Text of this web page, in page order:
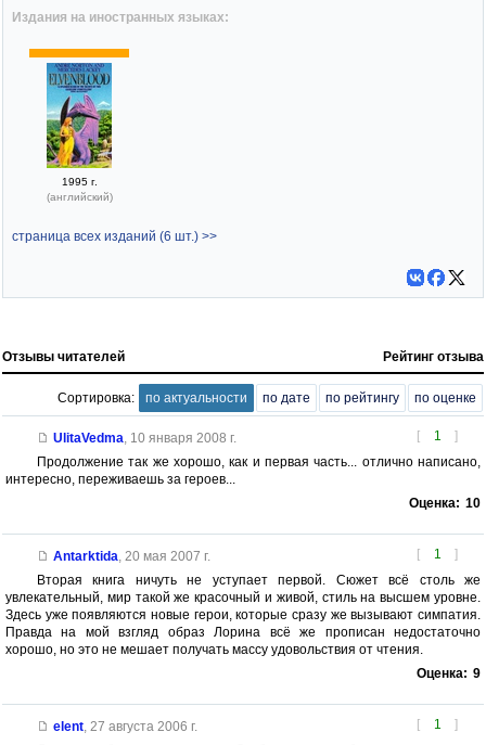
Издания на иностранных языках:
1995 г.
(английский)
страница всех изданий (6 шт.) >>
Отзывы читателей Рейтинг отзыва
Сортировка: по актуальности по дате по рейтингу по оценке
[ 1 ]
UlitaVedma, 10 января 2008 г.
Продолжение так же хорошо, как и первая часть... отлично написано,
интересно, переживаешь за героев...
Оценка: 10
[ 1 ]
Antarktida, 20 мая 2007 г.
Вторая книга ничуть не уступает первой. Сюжет всё столь же
увлекательный, мир такой же красочный и живой, стиль на высшем уровне.
Здесь уже появляются новые герои, которые сразу же вызывают симпатия.
Правда на мой взгляд образ Лорина всё же прописан недостаточно
хорошо, но это не мешает получать массу удовольствия от чтения.
Оценка: 9
[ 1 ]
elent, 27 августа 2006 г.